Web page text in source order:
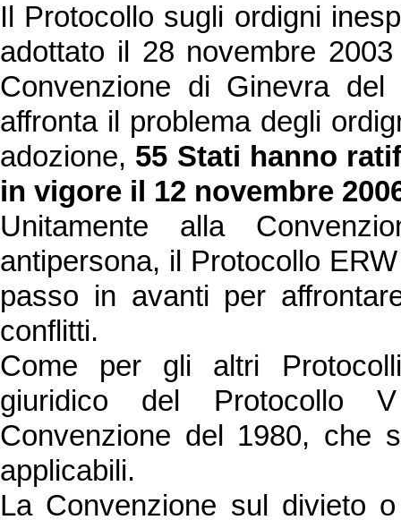
Il Protocollo sugli ordigni
adottato il 28 novembre
Convenzione di Ginevra
affronta il problema degli
adozione, 55 Stati hanno
in vigore il 12 novembre
Unitamente alla
antipersona, il Protocollo
passo in avanti per
conflitti.
Come per gli altri
giuridico del Protocollo
Convenzione del 1980, che
applicabili.
La Convenzione sul divieto